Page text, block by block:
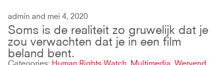
admin and mei 4, 2020
Soms is de realiteit zo gruwelijk dat je
zou verwachten dat je in een film
beland bent.
Categories: Human Rights Watch Multimedia Wervend